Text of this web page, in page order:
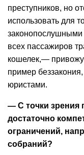
преступников, но
использовать для
законопослушными
всех пассажиров
кошелек,— привожу
пример
юристами.
— С точки зрения
достаточно
ограничений,
собраний?